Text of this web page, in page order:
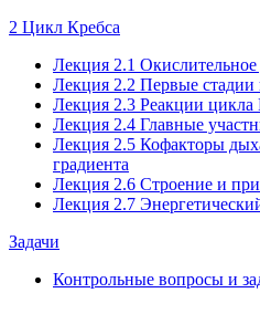
2 Цикл Кребса
Лекция 2.1
Лекция 2.2 Первые стадии
Лекция 2.3 Реакции
Лекция 2.4 Главные
Лекция 2.5 Кофакторы
градиента
Лекция 2.6 Строение и
Лекция 2.7
Задачи
Контрольные вопросы и